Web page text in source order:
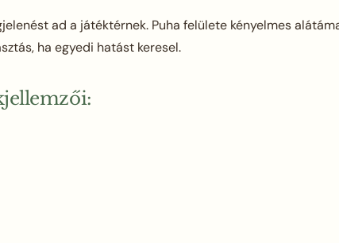
ad a játéktérnek. Puha felülete kényelmes
ha egyedi hatást keresel.